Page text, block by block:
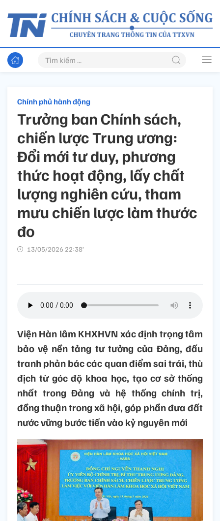
Chính phủ hành động
Trưởng ban Chính sách,
chiến lược Trung ương:
Đổi mới tư duy, phương
thức hoạt động, lấy chất
lượng nghiên cứu, tham
mưu chiến lược làm thước
đo
13/05/2026 22:38’
Viện Hàn lâm KHXHVN xác định trọng tâm
bảo vệ nền tảng tư tưởng của Đảng, đấu
tranh phản bác các quan điểm sai trái, thù
địch từ góc độ khoa học, tạo cơ sở thống
nhất trong Đảng và hệ thống chính trị,
đồng thuận trong xã hội, góp phần đưa đất
nước vững bước tiến vào kỷ nguyên mới